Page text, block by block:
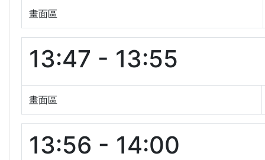
畫面區
13:47 - 13:55
畫面區
13:56 - 14:00